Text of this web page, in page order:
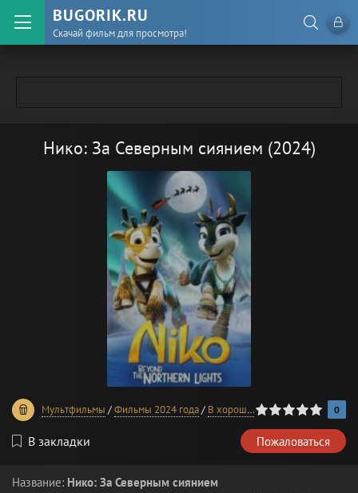
BUGORIK.RU
Скачай фильм для просмотра!
Нико: За Северным сиянием (2024)
Мультфильмы /Фильмы 2024 года/ В хорошем качестве
0 1 2 3 4 5 0
В закладки Пожаловаться
Название: Нико: За Северным сиянием